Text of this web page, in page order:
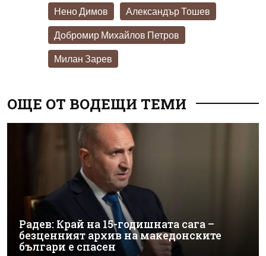
Нено Димов Александър Тошев
Добромир Михайлов Петров
Милан Зарев
ОЩЕ ОТ ВОДЕЩИ ТЕМИ
Радев: Край на 15-годишната сага –
безценният архив на македонските
българи е спасен